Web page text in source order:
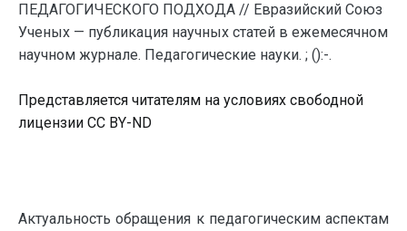
ПЕДАГОГИЧЕСКОГО ПОДХОДА // Евразийский Союз
Ученых — публикация научных статей в ежемесячном
научном журнале. Педагогические науки. ; ():-.
Представляется читателям на условиях свободной
лицензии CC BY-ND
Актуальность обращения к педагогическим аспектам